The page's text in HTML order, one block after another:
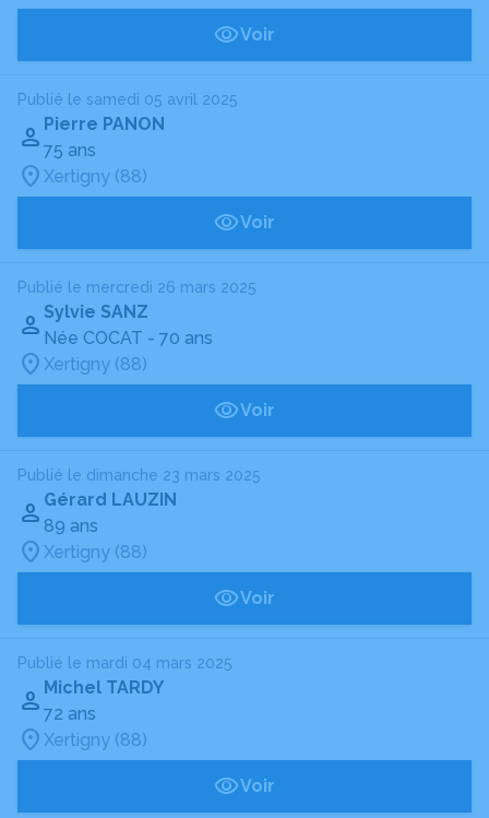
Voir
Publié le samedi 05 avril 2025
Pierre PANON
75 ans
Xertigny (88)
Voir
Publié le mercredi 26 mars 2025
Sylvie SANZ
Née COCAT - 70 ans
Xertigny (88)
Voir
Publié le dimanche 23 mars 2025
Gérard LAUZIN
89 ans
Xertigny (88)
Voir
Publié le mardi 04 mars 2025
Michel TARDY
72 ans
Xertigny (88)
Voir